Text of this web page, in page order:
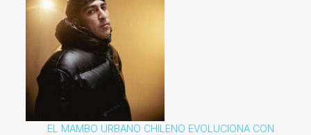
EL MAMBO URBANO CHILENO EVOLUCIONA CON